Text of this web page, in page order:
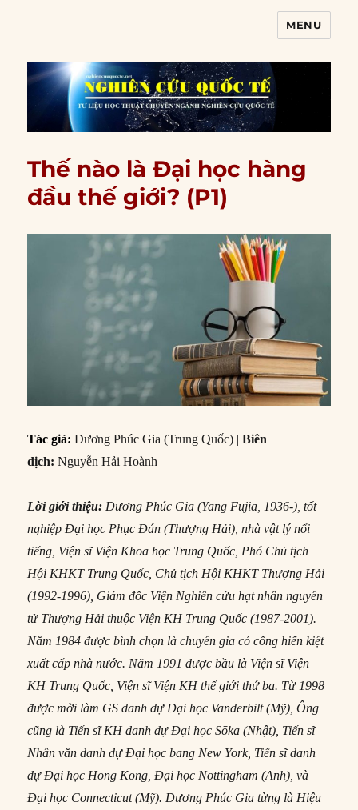
MENU
Thế nào là Đại học hàng
đầu thế giới? (P1)
Tác giả:Dương Phúc Gia (Trung Quốc) |Biên
dịch:Nguyễn Hải Hoành
Lời giới thiệu: Dương Phúc Gia (Yang Fujia, 1936-), tốt
nghiệp Đại học Phục Đán (Thượng Hải), nhà vật lý nổi
tiếng, Viện sĩ Viện Khoa học Trung Quốc, Phó Chủ tịch
Hội KHKT Trung Quốc, Chủ tịch Hội KHKT Thượng Hải
(1992-1996), Giám đốc Viện Nghiên cứu hạt nhân nguyên
tử Thượng Hải thuộc Viện KH Trung Quốc (1987-2001).
Năm 1984 được bình chọn là chuyên gia có cống hiến kiệt
xuất cấp nhà nước. Năm 1991 được bầu là Viện sĩ Viện
KH Trung Quốc, Viện sĩ Viện KH thế giới thứ ba. Từ 1998
được mời làm GS danh dự Đại học Vanderbilt (Mỹ), Ông
cũng là Tiến sĩ KH danh dự Đại học Sōka (Nhật), Tiến sĩ
Nhân văn danh dự Đại học bang New York, Tiến sĩ danh
dự Đại học Hong Kong, Đại học Nottingham (Anh), và
Đại học Connecticut (Mỹ). Dương Phúc Gia từng là Hiệu